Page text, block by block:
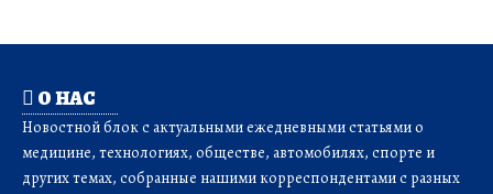
О НАС
Новостной блок с актуальными ежедневными статьями о
медицине, технологиях, обществе, автомобилях, спорте и
других темах, собранные нашими корреспондентами с разных